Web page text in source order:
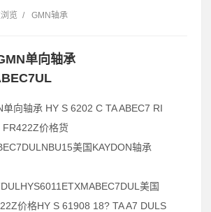
览 / GMN轴承
单向轴承
向轴承 HY S 6202 C TA ABEC7 RI
价格货
美国KAYDON轴承
美国
价格HY S 61908 18? TA A7 DULS